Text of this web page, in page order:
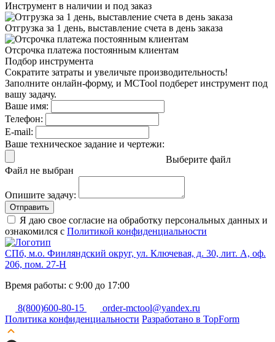
Инструмент в наличии и под заказ
Отгрузка за 1 день, выставление счета в день заказа
Отсрочка платежа постоянным клиентам
Подбор инструмента
Сократите затраты и увеличьте производительность!
Заполните онлайн-форму, и MCTool подберет инструмент под
вашу задачу.
Ваше имя:
Телефон:
E-mail:
Ваше техническое задание и чертежи:
Выберите файл
Файл не выбран
Опишите задачу:
Отправить
Я даю свое согласие на обработку персональных данных и
ознакомился с Политикой конфиденциальности
СПб, м.о. Финляндский округ, ул. Ключевая, д. 30, лит. А, оф.
206, пом. 27-Н
Время работы: с 9:00 до 17:00
8(800)600-80-15
order-mctool@yandex.ru
Политика конфиденциальности Разработано в TopForm